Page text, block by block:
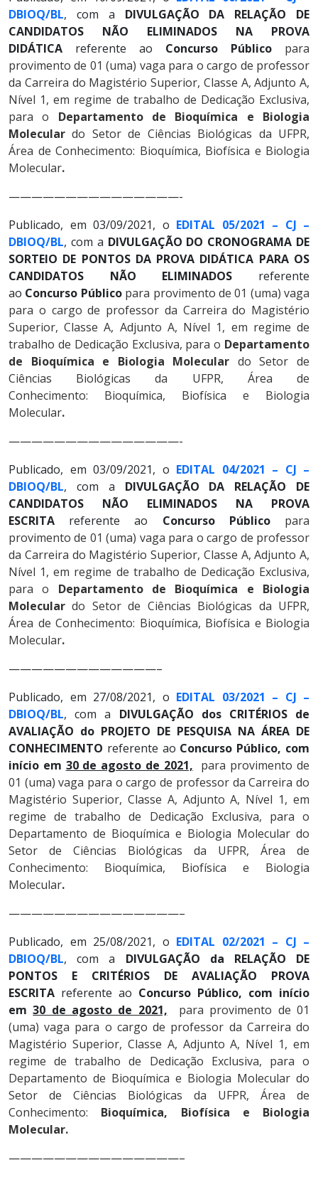
DBIOQ/BL, com a DIVULGAÇÃO DA RELAÇÃO DE
CANDIDATOS NÃO ELIMINADOS NA PROVA
DIDÁTICA referente ao Concurso Público para
provimento de 01 (uma) vaga para o cargo de professor
da Carreira do Magistério Superior, Classe A, Adjunto A,
Nível 1, em regime de trabalho de Dedicação Exclusiva,
para o Departamento de Bioquímica e Biologia
Molecular do Setor de Ciências Biológicas da UFPR,
Área de Conhecimento: Bioquímica, Biofísica e Biologia
Molecular.
———————————————-
Publicado, em 03/09/2021, o EDITAL 05/2021 – CJ –
DBIOQ/BL, com a DIVULGAÇÃO DO CRONOGRAMA DE
SORTEIO DE PONTOS DA PROVA DIDÁTICA PARA OS
CANDIDATOS NÃO ELIMINADOS
referente
ao Concurso Público para provimento de 01 (uma) vaga
para o cargo de professor da Carreira do Magistério
Superior, Classe A, Adjunto A, Nível 1, em regime de
trabalho de Dedicação Exclusiva, para o Departamento
de Bioquímica e Biologia Molecular do Setor de
Ciências Biológicas da UFPR, Área de
Conhecimento: Bioquímica, Biofísica e Biologia
Molecular.
———————————————-
Publicado, em 03/09/2021, o EDITAL 04/2021 – CJ –
DBIOQ/BL, com a DIVULGAÇÃO DA RELAÇÃO DE
CANDIDATOS NÃO ELIMINADOS NA PROVA
ESCRITA referente ao Concurso Público para
provimento de 01 (uma) vaga para o cargo de professor
da Carreira do Magistério Superior, Classe A, Adjunto A,
Nível 1, em regime de trabalho de Dedicação Exclusiva,
para o Departamento de Bioquímica e Biologia
Molecular do Setor de Ciências Biológicas da UFPR,
Área de Conhecimento: Bioquímica, Biofísica e Biologia
Molecular.
—————————————–
Publicado, em 27/08/2021, o EDITAL 03/2021 – CJ –
DBIOQ/BL, com a DIVULGAÇÃO dos CRITÉRIOS de
AVALIAÇÃO do PROJETO DE PESQUISA NA ÁREA DE
CONHECIMENTO referente ao Concurso Público, com
início em 30 de agosto de 2021, para provimento de
01 (uma) vaga para o cargo de professor da Carreira do
Magistério Superior, Classe A, Adjunto A, Nível 1, em
regime de trabalho de Dedicação Exclusiva, para o
Departamento de Bioquímica e Biologia Molecular do
Setor de Ciências Biológicas da UFPR, Área de
Conhecimento: Bioquímica, Biofísica e Biologia
Molecular.
———————————————–
Publicado, em 25/08/2021, o EDITAL 02/2021 – CJ –
DBIOQ/BL, com a DIVULGAÇÃO da RELAÇÃO DE
PONTOS E CRITÉRIOS DE AVALIAÇÃO PROVA
ESCRITA referente ao Concurso Público, com início
em30 de agosto de 2021,
para provimento de 01
(uma) vaga para o cargo de professor da Carreira do
Magistério Superior, Classe A, Adjunto A, Nível 1, em
regime de trabalho de Dedicação Exclusiva, para o
Departamento de Bioquímica e Biologia Molecular do
Setor de Ciências Biológicas da UFPR, Área de
Conhecimento: Bioquímica, Biofísica e Biologia
Molecular.
———————————————–